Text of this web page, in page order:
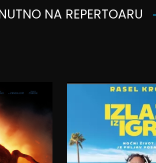
NA REPERTOARU
11.08.2026.
07.08.2026.
08.08.2026.
09.08.2026.